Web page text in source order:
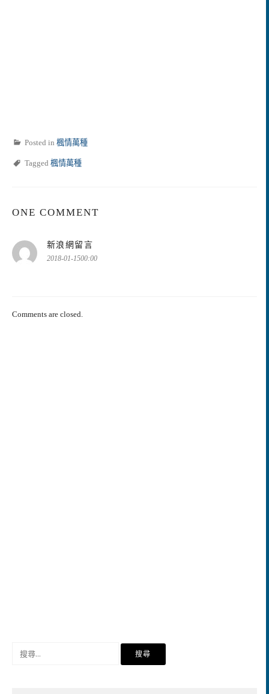
Posted in 楓情萬種
Tagged 楓情萬種
ONE COMMENT
新浪網留言
示:
2018-01-1500:00
Comments are closed.